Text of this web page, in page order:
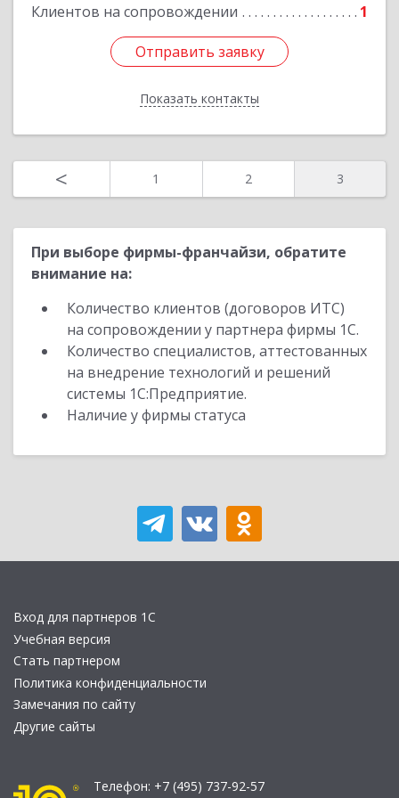
Клиентов на сопровождении 1
Отправить заявку
Показать контакты
Подробнее
Отправить заявку
Назад
< 1 2 3
При выборе фирмы-франчайзи, обратите
внимание на:
Количество клиентов (договоров ИТС)
на сопровождении у партнера фирмы 1С.
Количество специалистов, аттестованных
на внедрение технологий и решений
системы 1С:Предприятие.
Наличие у фирмы статуса
Вход для партнеров 1С
Учебная версия
Стать партнером
Политика конфиденциальности
Замечания по сайту
Другие сайты
Телефон: +7 (495) 737-92-57